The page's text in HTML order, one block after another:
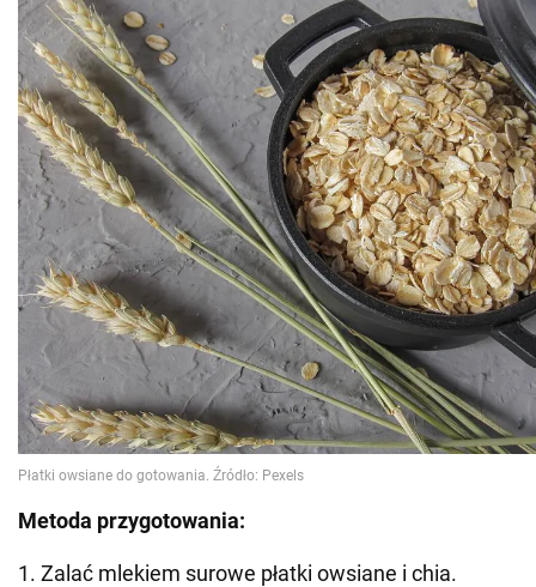
Metoda przygotowania:
1. Zalać mlekiem surowe płatki owsiane i chia.